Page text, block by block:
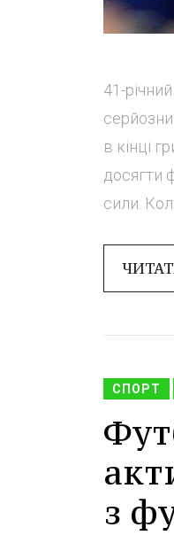
41-
в кінці
досягти
сили.
СПОРТ
з